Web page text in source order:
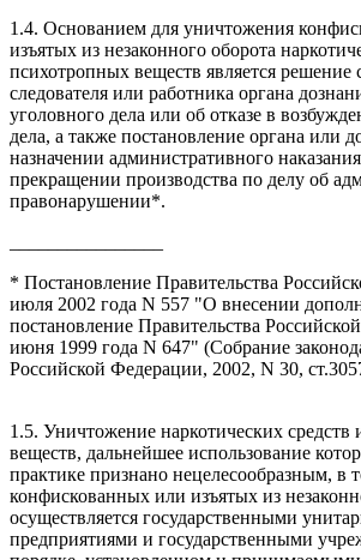
1.4. Основанием для уничтожения
изъятых из незаконного оборота
психотропных веществ является решение
следователя или работника органа
уголовного дела или об отказе в
дела, а также постановление органа или
назначении административного
прекращении производства по делу об
правонарушении*.
* Постановление Правительства
июля 2002 года N 557 "О внесении
постановление Правительства
июня 1999 года N 647" (Собрание
Российской Федерации, 2002, N 30,
1.5. Уничтожение наркотических
веществ, дальнейшее использование
практике признано нецелесообразным, в
конфискованных или изъятых из
осуществляется государственными
предприятиями и государственными